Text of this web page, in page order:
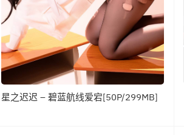
星之迟迟 – 碧蓝航线爱宕[50P/299MB]